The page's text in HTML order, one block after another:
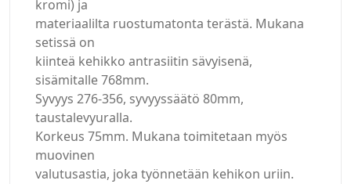
kromi) ja
materiaalilta ruostumatonta terästä. Mukana
setissä on
kiinteä kehikko antrasiitin sävyisenä,
sisämitalle 768mm.
Syvyys 276-356, syvyyssäätö 80mm,
taustalevyuralla.
Korkeus 75mm. Mukana toimitetaan myös
muovinen
valutusastia, joka työnnetään kehikon uriin.